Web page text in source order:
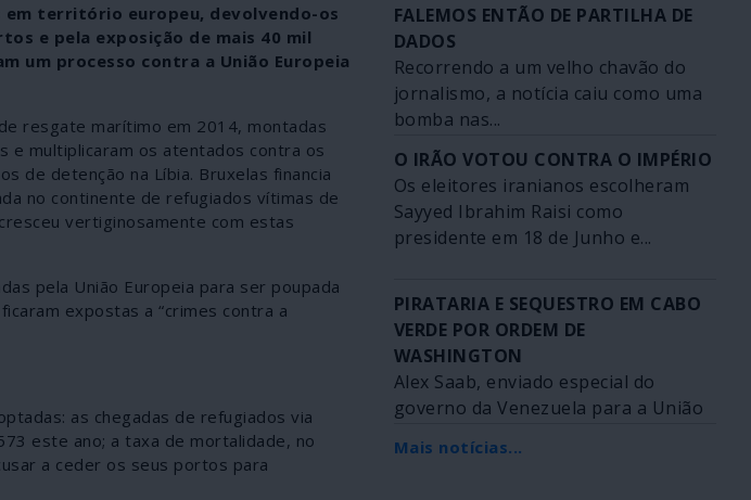
em território europeu, devolvendo-os
e pela exposição de mais 40 mil
um processo contra a União Europeia
resgate marítimo em 2014, montadas
e multiplicaram os atentados contra os
de detenção na Líbia. Bruxelas financia
no continente de refugiados vítimas de
vertiginosamente com estas
pela União Europeia para ser poupada
expostas a “crimes contra a
as chegadas de refugiados via
este ano; a taxa de mortalidade, no
a ceder os seus portos para
FALEMOS ENTÃO DE PARTILHA DE
DADOS
Recorrendo a um velho chavão do
jornalismo, a notícia caiu como uma
bomba nas...
O IRÃO VOTOU CONTRA O IMPÉRIO
Os eleitores iranianos escolheram
Sayyed Ibrahim Raisi como
presidente em 18 de Junho e...
PIRATARIA E SEQUESTRO EM CABO
VERDE POR ORDEM DE
WASHINGTON
Alex Saab, enviado especial do
governo da Venezuela para a União
Mais notícias...